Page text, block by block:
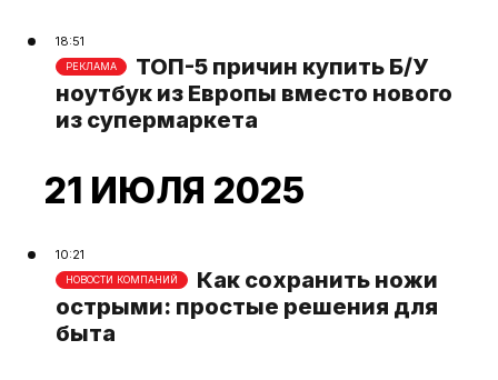
18:51
РЕКЛАМА
ТОП-5 причин купить Б/У
ноутбук из Европы вместо нового
из супермаркета
21 ИЮЛЯ 2025
10:21
НОВОСТИ КОМПАНИЙ
Как сохранить ножи
острыми: простые решения для
быта